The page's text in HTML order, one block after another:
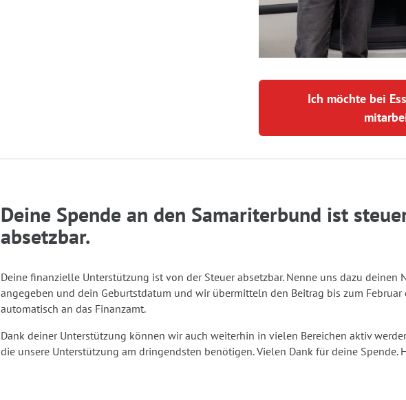
Ich möchte bei
Deine Spende an den Samariterbund ist
absetzbar.
Deine finanzielle Unterstützung ist von der Steuer absetzbar. Nenne uns dazu deinen
angegeben und dein Geburtstdatum und wir übermitteln den Beitrag bis zum Februar
automatisch an das Finanzamt.
Dank deiner Unterstützung können wir auch weiterhin in vielen Bereichen aktiv
die unsere Unterstützung am dringendsten benötigen. Vielen Dank für deine Spende.